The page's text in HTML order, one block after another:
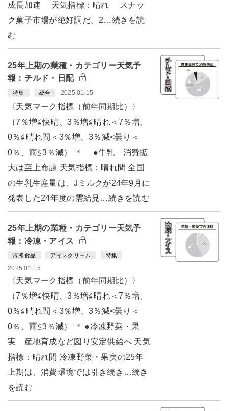
成長加速 天気指標：晴れ スナッ
ク菓子市場が絶好調だ。2…続きを読
む
25年上期の業種・カテゴリー天気予
報：チルド・日配
特集 総合 2025.01.15
〈天気マーク指標（前年同期比）〉
（7％増≦快晴、3％増≦晴れ＜7％増、
0％≦晴れ間＜3％増、3％減<曇り＜
0％、雨≦3％減） ＊ ●牛乳 消費拡
大は至上命題 天気指標：晴れ間 全国
の生乳生産量は、Jミルクが24年9月に
発表した24年度の需給見…続きを読む
25年上期の業種・カテゴリー天気予
報：冷凍・アイス
冷凍食品 アイスクリーム 特集
2025.01.15
〈天気マーク指標（前年同期比）〉
（7％増≦快晴、3％増≦晴れ＜7％増、
0％≦晴れ間＜3％増、3％減<曇り＜
0％、雨≦3％減） ＊ ●冷凍野菜・果
実 産地育成など図り安定供給へ 天気
指標：晴れ間 冷凍野菜・果実の25年
上期は、消費環境では引き続き…続き
を読む